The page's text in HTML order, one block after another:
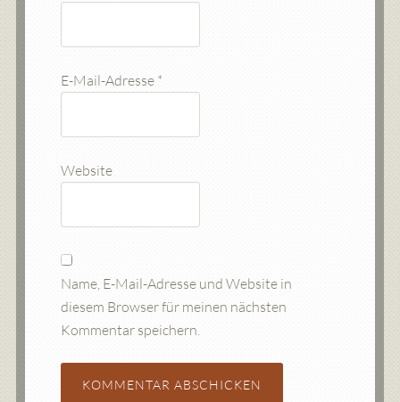
E-Mail-Adresse *
Website
Name, E-Mail-Adresse und Website in
diesem Browser für meinen nächsten
Kommentar speichern.